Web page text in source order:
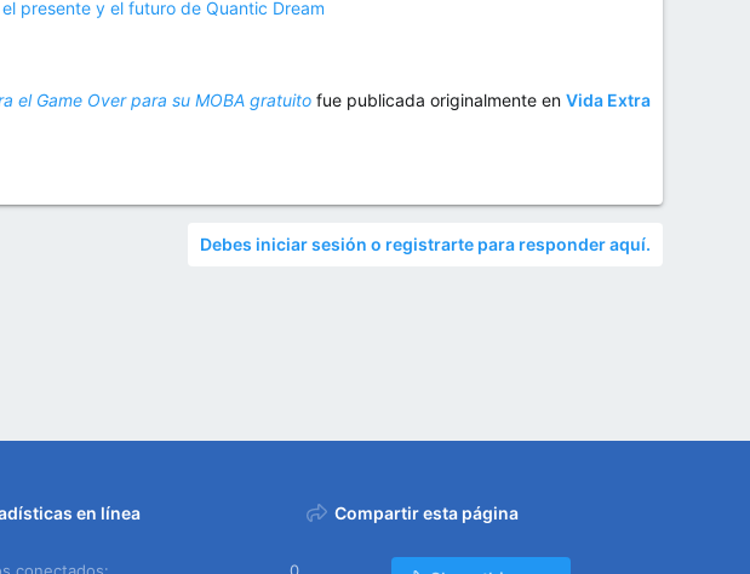
presente y el futuro de Quantic Dream
el Game Over para su MOBA gratuito fue publicada originalmente en Vida Extra
Debes iniciar sesión o registrarte para responder aquí.
en línea Compartir esta página